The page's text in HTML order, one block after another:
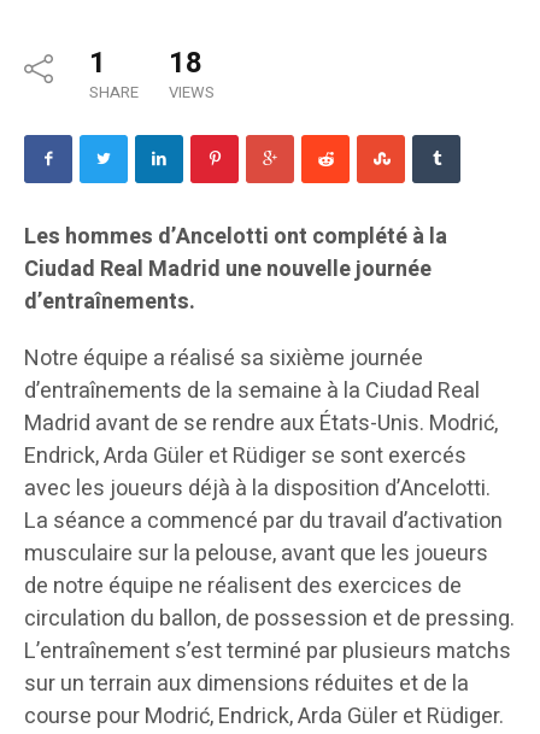
1
SHARE
18
VIEWS
Les hommes d’Ancelotti ont complété à la
Ciudad Real Madrid une nouvelle journée
d’entraînements.
Notre équipe a réalisé sa sixième journée
d’entraînements de la semaine à la Ciudad Real
Madrid avant de se rendre aux États-Unis. Modrić,
Endrick, Arda Güler et Rüdiger se sont exercés
avec les joueurs déjà à la disposition d’Ancelotti.
La séance a commencé par du travail d’activation
musculaire sur la pelouse, avant que les joueurs
de notre équipe ne réalisent des exercices de
circulation du ballon, de possession et de pressing.
L’entraînement s’est terminé par plusieurs matchs
sur un terrain aux dimensions réduites et de la
course pour Modrić, Endrick, Arda Güler et Rüdiger.